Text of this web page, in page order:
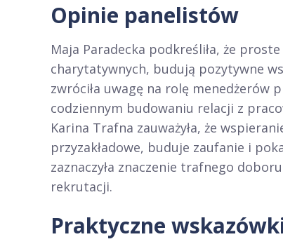
Opinie panelistów
Maja Paradecka podkreśliła, że
charytatywnych, budują pozytywne
zwróciła uwagę na rolę menedżerów
codziennym budowaniu relacji z
Karina Trafna zauważyła, że
przyzakładowe, buduje zaufanie i
zaznaczyła znaczenie trafnego
rekrutacji.
Praktyczne